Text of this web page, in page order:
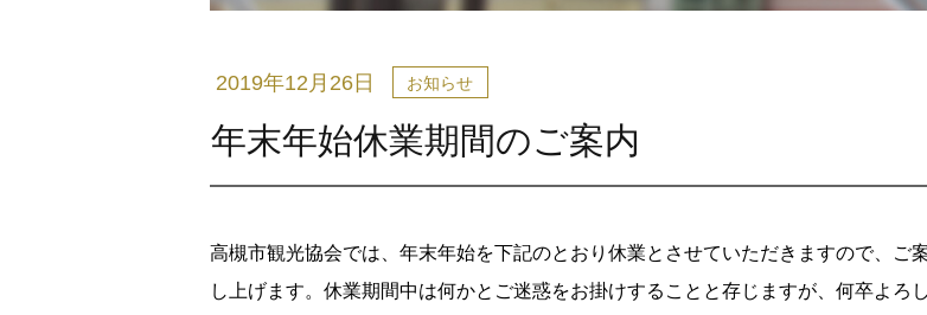
2019年12月26日 お知らせ
年末年始休業期間のご案内
高槻市観光協会では、年末年始を下記のとおり休業とさせていただきますので、ご
し上げます。休業期間中は何かとご迷惑をお掛けすることと存じますが、何卒よろ